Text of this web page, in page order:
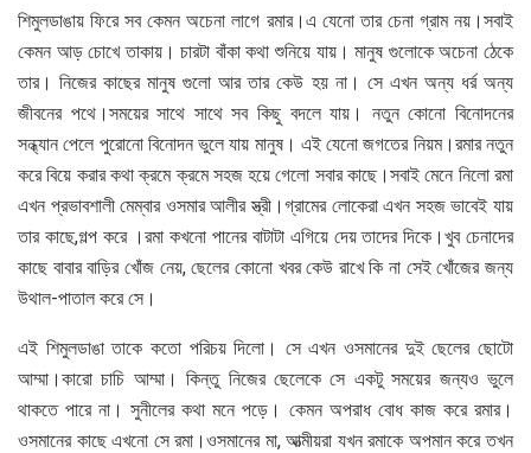
শিমুলডাঙায় ফিরে সব কেমন অচেনা লাগে রমার।এ যেনো তার চেনা গ্রাম নয়।সবাই
কেমন আড় চোখে তাকায়। চারটা বাঁকা কথা শুনিয়ে যায়। মানুষ গুলোকে অচেনা ঠেকে
তার। নিজের কাছের মানুষ গুলো আর তার কেউ হয় না। সে এখন অন্য ধর্র অন্য
জীবনের পথে।সময়ের সাথে সাথে সব কিছু বদলে যায়। নতুন কোনো বিনোদনের
সন্ধ্যান পেলে পুরোনো বিনোদন ভুলে যায় মানুষ। এই যেনো জগতের নিয়ম।রমার নতুন
করে বিয়ে করার কথা ক্রমে ক্রমে সহজ হয়ে গেলো সবার কাছে।সবাই মেনে নিলো রমা
এখন প্রভাবশালী মেম্বার ওসমার আলীর স্ত্রী।গ্রামের লোকেরা এখন সহজ ভাবেই যায়
তার কাছে,গল্প করে ।রমা কখনো পানের বাটাটা এগিয়ে দেয় তাদের দিকে।খুব চেনাদের
কাছে বাবার বাড়ির খোঁজ নেয়, ছেলের কোনো খবর কেউ রাখে কি না সেই খোঁজের জন্য
উথাল-পাতাল করে সে।
এই শিমুলডাঙা তাকে কতো পরিচয় দিলো। সে এখন ওসমানের দুই ছেলের ছোটো
আম্মা।কারো চাচি আম্মা। কিন্তু নিজের ছেলেকে সে একটু সময়ের জন্যও ভুলে
থাকতে পারে না। সুনীলের কথা মনে পড়ে। কেমন অপরাধ বোধ কাজ করে রমার।
ওসমানের কাছে এখনো সে রমা।ওসমানের মা, আত্মীয়রা যখন রমাকে অপমান করে তখন